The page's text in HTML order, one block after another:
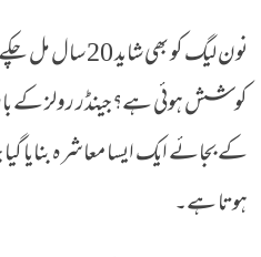
نون لیگ کو
کوشش ہوئی ہے؟جینڈر رولز کے
کے بجائے ایک ایسا معاشرہ بنایا
ہوتا ہے۔